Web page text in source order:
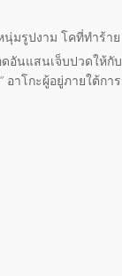
นุ่มรูปงาม โคที่ทำร้าย
อันแสนเจ็บปวดให้กับ
อาโกะผู้อยู่ภายใต้การ